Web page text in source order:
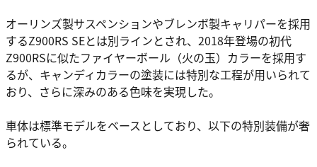
オーリンズ製サスペンションやブレンボ製キャリパーを採用
するZ900RS SEとは別ラインとされ、2018年登場の初代
Z900RSに似たファイヤーボール（火の玉）カラーを採用す
るが、キャンディカラーの塗装には特別な工程が用いられて
おり、さらに深みのある色味を実現した。
車体は標準モデルをベースとしており、以下の特別装備が奢
られている。